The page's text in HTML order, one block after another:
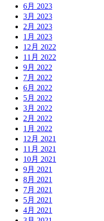
6月 2023
3月 2023
2月 2023
1月 2023
12月 2022
11月 2022
9月 2022
7月 2022
6月 2022
5月 2022
3月 2022
2月 2022
1月 2022
12月 2021
11月 2021
10月 2021
9月 2021
8月 2021
7月 2021
5月 2021
4月 2021